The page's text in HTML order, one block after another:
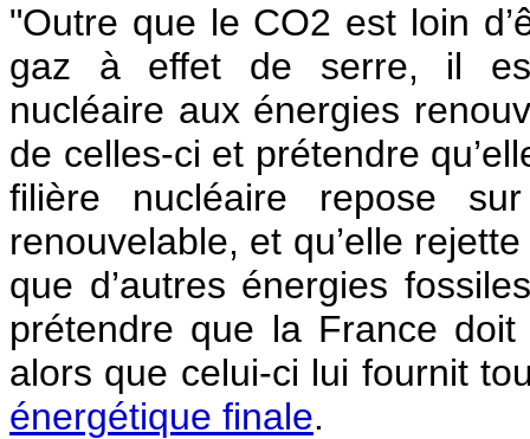
"Outre que le CO2 est loin
gaz à effet de serre, il est
nucléaire aux énergies
de celles-ci et prétendre
filière nucléaire repose
renouvelable, et qu’elle
que d’autres énergies
prétendre que la France
alors que celui-ci lui fournit
énergétique finale.